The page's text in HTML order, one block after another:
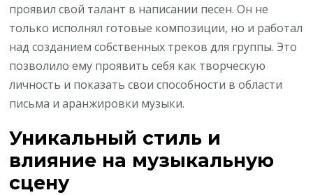
проявил свой талант в написании песен. Он не
только исполнял готовые композиции, но и работал
над созданием собственных треков для группы. Это
позволило ему проявить себя как творческую
личность и показать свои способности в области
письма и аранжировки музыки.
Уникальный стиль и
влияние на музыкальную
сцену